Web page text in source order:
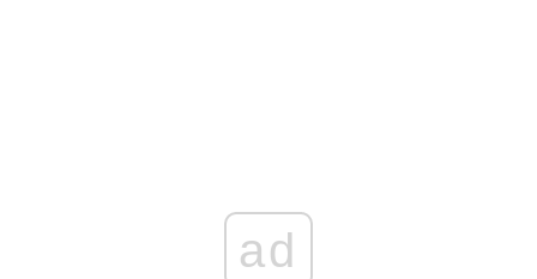
ad